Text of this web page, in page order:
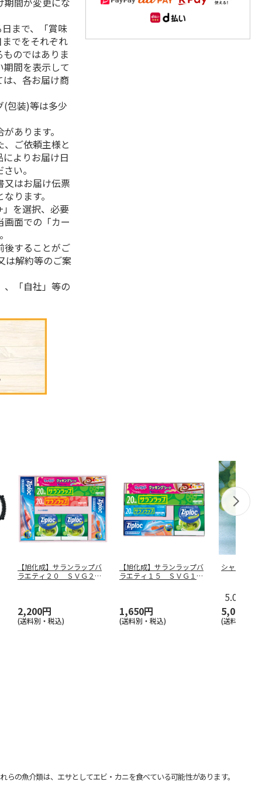
まで、「賞味
でをそれぞれ
のではありま
間を表示して
、各お届け商
包装)等は多少
あります。
ご依頼主様と
よりお届け日
い。
はお届け伝票
ります。
を選択、必要
面での「カー
することがご
は解約等のご案
「自社」等の
【旭化成】サランラップバ
ラエティ２０ ＳＶＧ２０
2,200円
(送料別・税込)
【旭化成】サランラップバ
ラエティ１５ ＳＶＧ１５
1,650円
(送料別・税込)
シャインマ
5.0
5,000円
(送料・税込)
の魚介類は、エサとしてエビ・カニを食べている可能性があります。